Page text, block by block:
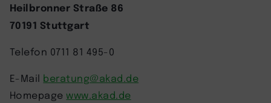
Heilbronner Straße 86
70191 Stuttgart
Telefon 0711 81 495-0
E-Mail beratung@akad.de
Homepage www.akad.de